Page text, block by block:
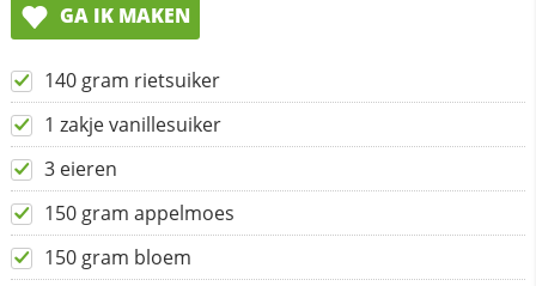
GA IK MAKEN
140 gram rietsuiker
1 zakje vanillesuiker
3 eieren
150 gram appelmoes
150 gram bloem